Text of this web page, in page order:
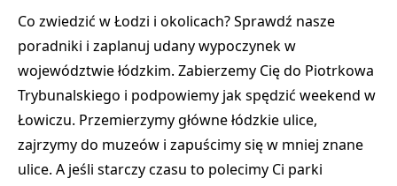
Co zwiedzić w Łodzi i okolicach? Sprawdź nasze
poradniki i zaplanuj udany wypoczynek w
województwie łódzkim. Zabierzemy Cię do Piotrkowa
Trybunalskiego i podpowiemy jak spędzić weekend w
Łowiczu. Przemierzymy główne łódzkie ulice,
zajrzymy do muzeów i zapuścimy się w mniej znane
ulice. A jeśli starczy czasu to polecimy Ci parki